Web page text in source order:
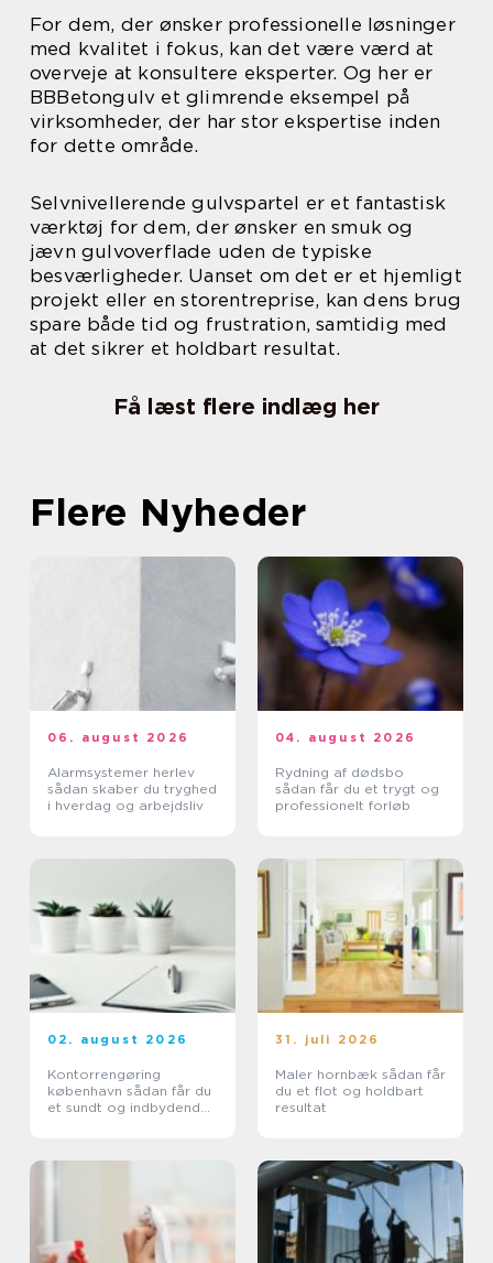
For dem, der ønsker professionelle løsninger
med kvalitet i fokus, kan det være værd at
overveje at konsultere eksperter. Og her er
BBBetongulv et glimrende eksempel på
virksomheder, der har stor ekspertise inden
for dette område.
Selvnivellerende gulvspartel er et fantastisk
værktøj for dem, der ønsker en smuk og
jævn gulvoverflade uden de typiske
besværligheder. Uanset om det er et hjemligt
projekt eller en storentreprise, kan dens brug
spare både tid og frustration, samtidig med
at det sikrer et holdbart resultat.
Få læst flere indlæg her
Flere Nyheder
06. august 2026
Alarmsystemer herlev
sådan skaber du tryghed
i hverdag og arbejdsliv
04. august 2026
Rydning af dødsbo
sådan får du et trygt og
professionelt forløb
02. august 2026
Kontorrengøring
københavn sådan får du
et sundt og indbydende
31. juli 2026
Maler hornbæk sådan får
du et flot og holdbart
resultat